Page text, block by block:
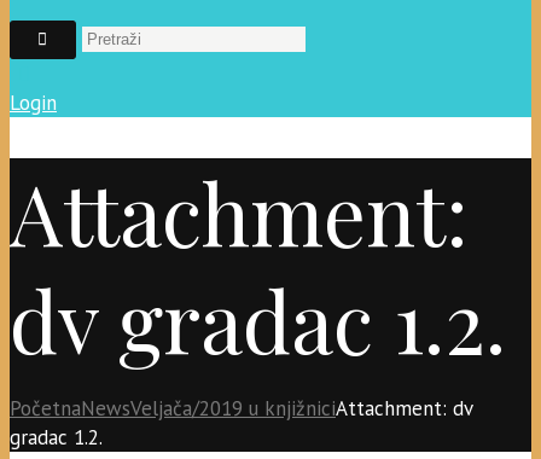
Login
Attachment:
dv gradac 1.2.
PočetnaNewsVeljača/2019 u knjižniciAttachment: dv
gradac 1.2.